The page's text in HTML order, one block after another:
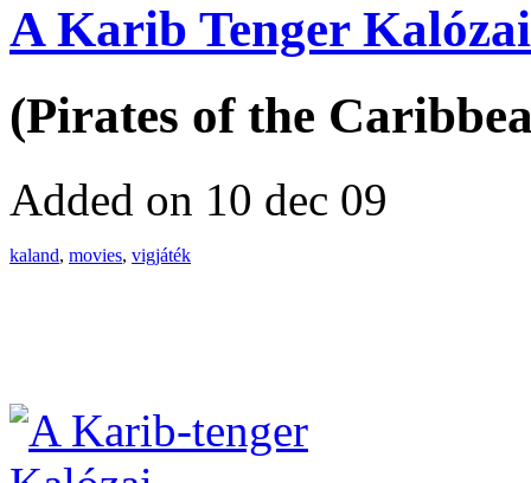
A Karib Tenger
(Pirates of the
Added on 10 dec 09
kaland, movies, vigjáték